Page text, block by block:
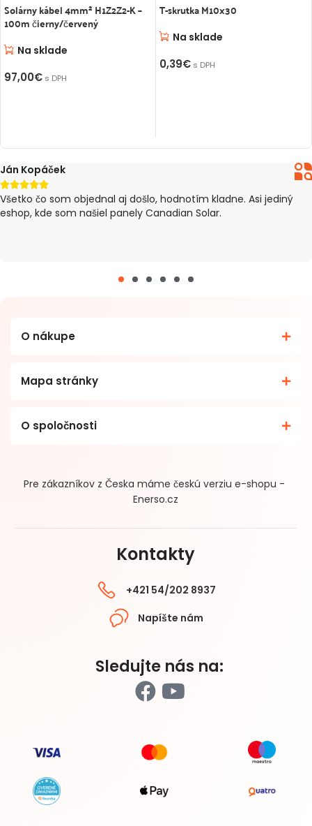
Solárny kábel 4mm² H1Z2Z2-K –
100m čierny/červený
Na sklade
97,00€ s DPH
T-skrutka M10x30
Na sklade
0,39€ s DPH
Ján Kopáček

Všetko čo som objednal aj došlo, hodnotím kladne. Asi jediný
eshop, kde som našiel panely Canadian Solar.
O nákupe
Mapa stránky
O spoločnosti
Pre zákazníkov z Česka máme českú verziu e-shopu -
Enerso.cz
Kontakty
+421 54/202 8937
Napíšte nám
Sledujte nás na: